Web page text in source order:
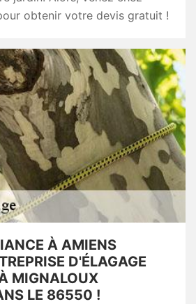
obtenir votre devis gratuit !
À AMIENS
D'ÉLAGAGE
MIGNALOUX
LE 86550 !